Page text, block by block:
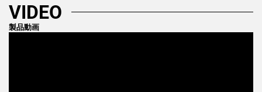
VIDEO
製品動画